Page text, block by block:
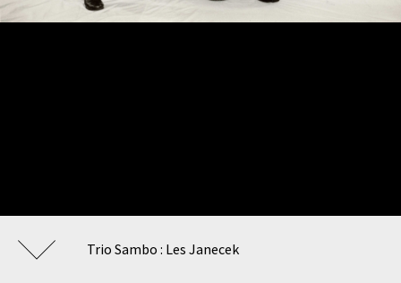
Trio Sambo : Les Janecek